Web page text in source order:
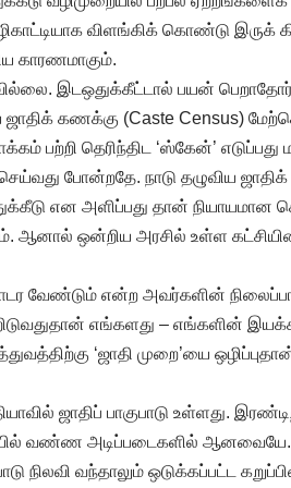
விளங்கிக் கொண்டு இருக்
காரணமாகும்.
இடஒதுக்கீட்டால் பயன்
கணக்கு (Caste Census)
தெரிந்திட ‘ஸ்கேன்’ எடுப்பது
போன்றதே. நாடு தழுவிய
என அளிப்பது தான் நியாயமான
ஆனால் ஒன்றிய அரசில் உள்ள
வேண்டும் என்ற அவர்களின்
எங்களது – எங்களின்
‘ஜாதி முறை’யை ஒழிப்புதான்
ஜாதிப் பாகுபாடு உள்ளது.
வண்ண அடிப்படைகளில் ஆனவையே.
நிலவி வந்தாலும் ஒடுக்கப்பட்ட